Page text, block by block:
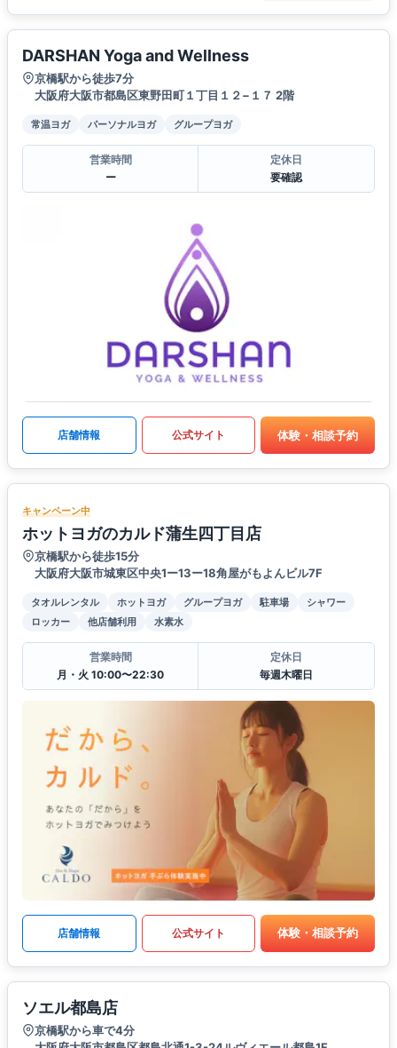
DARSHAN Yoga and Wellness
京橋駅から徒歩7分
大阪府大阪市都島区東野田町１丁目１２−１７ 2階
常温ヨガ パーソナルヨガ グループヨガ
営業時間
ー
定休日
要確認
店舗情報 公式サイト 体験・相談予約
キャンペーン中
ホットヨガのカルド蒲生四丁目店
京橋駅から徒歩15分
大阪府大阪市城東区中央1ー13ー18角屋がもよんビル7F
タオルレンタル ホットヨガ グループヨガ 駐車場
シャワー
ロッカー
他店舗利用 水素水
営業時間
月・火 10:00〜22:30
定休日
毎週木曜日
店舗情報 公式サイト 体験・相談予約
ソエル都島店
京橋駅から車で4分